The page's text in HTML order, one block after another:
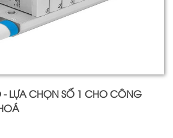
- LỰA CHỌN SỐ 1 CHO CÔNG